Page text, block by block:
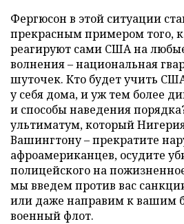
Фергюсон в этой ситуации
прекрасным примером того,
реагируют сами США на
волнения – национальная
шуточек. Кто будет учить
у себя дома, и уж тем более
и способы наведения
ультиматум, который
Вашингтону – прекратите
афроамериканцев, осудите
полицейского на
мы введем против вас
или даже направим к вашим
военный флот.